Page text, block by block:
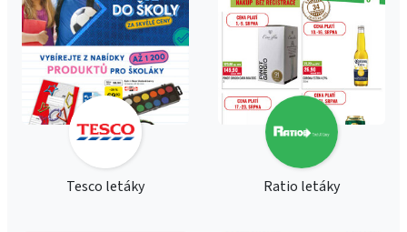
Tesco letáky Ratio letáky